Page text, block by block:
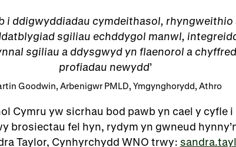
i ddigwyddiadau cymdeithasol,
sgiliau echddygol manwl,
sgiliau a ddysgwyd yn flaenorol a
profiadau newydd
Goodwin, Arbenigwr PMLD, Ymgynghorydd, Athro
Cymru yw sicrhau bod pawb yn cael y cyfle
brosiectau fel hyn, rydym yn gwneud
Taylor, Cynhyrchydd WNO trwy: